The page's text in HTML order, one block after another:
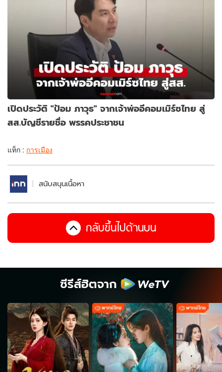
เปิดประวัติ "ป้อม ภาวุธ" จากเจ้าพ่ออีคอมเมิร์ซไทย สู่
สส.บัญชีรายชื่อ พรรคประชาชน
แท็ก : การเมือง
สนับสนุนเนื้อหา
กลับขึ้นไปด้านบน
ซีรีส์ฮิตจาก